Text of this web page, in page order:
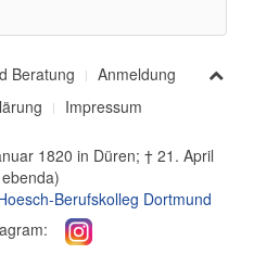
Beratung
Anmeldung
Impressum
1820 in Düren; † 21. April
Berufskolleg Dortmund